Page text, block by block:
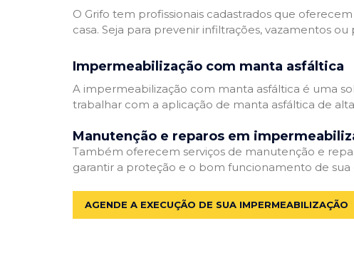
O Grifo tem profissionais cadastrados que
casa. Seja para prevenir infiltrações, vazamentos
Impermeabilização com manta asfáltica
A impermeabilização com manta asfáltica é uma
trabalhar com a aplicação de manta asfáltica de
Manutenção e reparos em
Também oferecem serviços de manutenção e
garantir a proteção e o bom funcionamento de sua
AGENDE A EXECUÇÃO DE SUA IMPERMEABILIZAÇÃO